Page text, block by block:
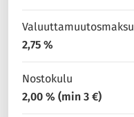
Valuuttamuutosmaksu
2,75 %
Nostokulu
2,00 % (min 3 €)